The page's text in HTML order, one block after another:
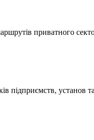
приватного
підприємств, установ